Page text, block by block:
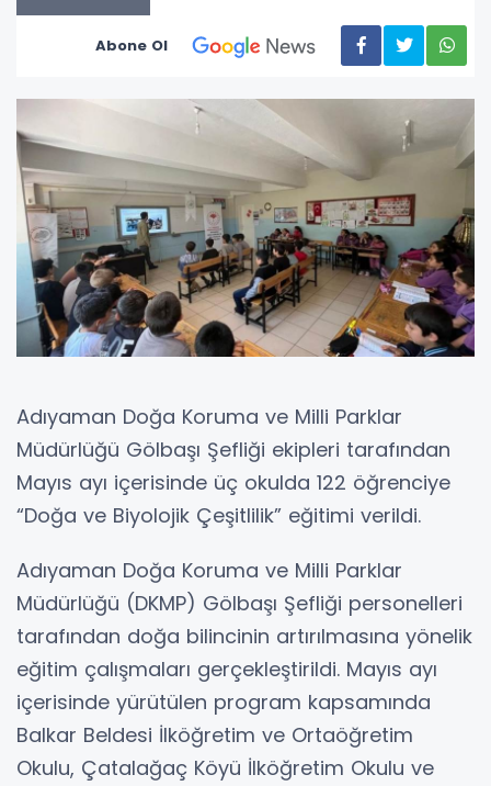
Abone Ol
Adıyaman Doğa Koruma ve Milli Parklar
Müdürlüğü Gölbaşı Şefliği ekipleri tarafından
Mayıs ayı içerisinde üç okulda 122 öğrenciye
“Doğa ve Biyolojik Çeşitlilik” eğitimi verildi.
Adıyaman Doğa Koruma ve Milli Parklar
Müdürlüğü (DKMP) Gölbaşı Şefliği personelleri
tarafından doğa bilincinin artırılmasına yönelik
eğitim çalışmaları gerçekleştirildi. Mayıs ayı
içerisinde yürütülen program kapsamında
Balkar Beldesi İlköğretim ve Ortaöğretim
Okulu, Çatalağaç Köyü İlköğretim Okulu ve